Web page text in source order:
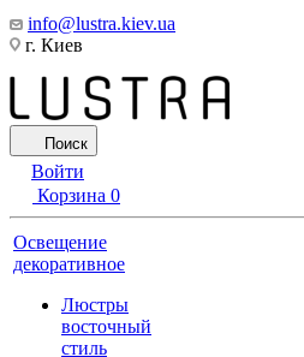
info@lustra.kiev.ua
г. Киев
Поиск
Войти
Корзина 0
Освещение
декоративное
Люстры
восточный
стиль